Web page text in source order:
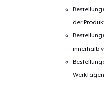
der
innerhalb